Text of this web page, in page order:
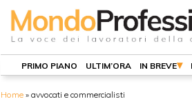
PRIMO PIANO ULTIM’ORA IN BREVE
Home » avvocati e commercialisti